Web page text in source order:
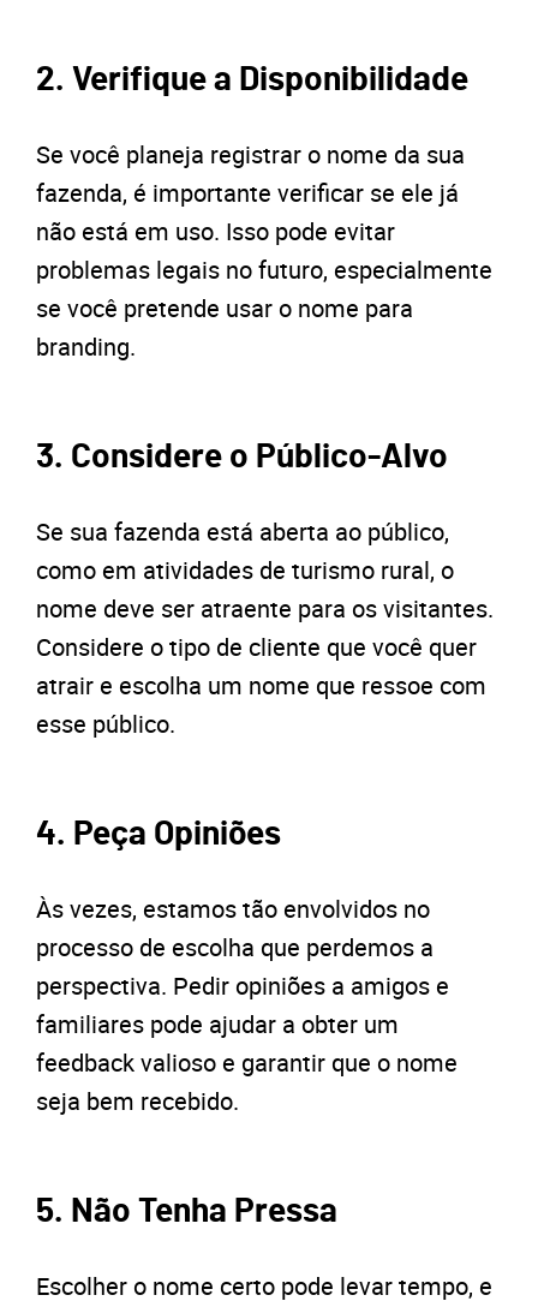
2. Verifique a Disponibilidade
Se você planeja registrar o nome da sua
fazenda, é importante verificar se ele já
não está em uso. Isso pode evitar
problemas legais no futuro, especialmente
se você pretende usar o nome para
branding.
3. Considere o Público-Alvo
Se sua fazenda está aberta ao público,
como em atividades de turismo rural, o
nome deve ser atraente para os visitantes.
Considere o tipo de cliente que você quer
atrair e escolha um nome que ressoe com
esse público.
4. Peça Opiniões
Às vezes, estamos tão envolvidos no
processo de escolha que perdemos a
perspectiva. Pedir opiniões a amigos e
familiares pode ajudar a obter um
feedback valioso e garantir que o nome
seja bem recebido.
5. Não Tenha Pressa
Escolher o nome certo pode levar tempo, e